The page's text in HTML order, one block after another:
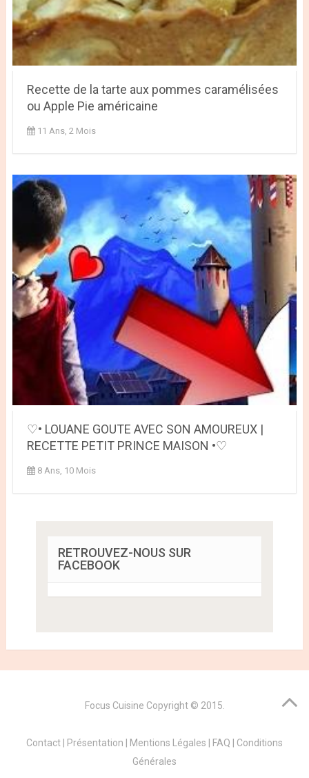
Recette de la tarte aux pommes caramélisées
ou Apple Pie américaine
11 Ans, 2 Mois
♡• LOUANE GOUTE AVEC SON AMOUREUX |
RECETTE PETIT PRINCE MAISON •♡
8 Ans, 10 Mois
RETROUVEZ-NOUS SUR
FACEBOOK
Focus Cuisine Copyright © 2015.
Contact | Présentation | Mentions Légales | FAQ | Conditions
Générales